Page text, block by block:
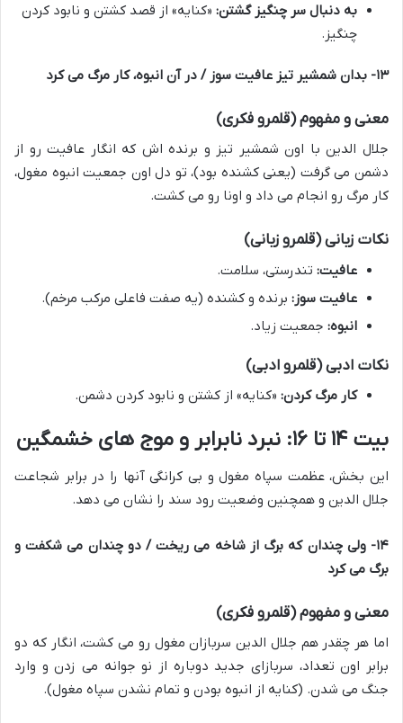
به دنبال سر چنگیز گشتن: «کنایه» از قصد کشتن و نابود کردن
چنگیز.
۱۳- بدان شمشیر تیز عافیت سوز / در آن انبوه، کار مرگ می کرد
معنی و مفهوم (قلمرو فکری)
جلال الدین با اون شمشیر تیز و برنده اش که انگار عافیت رو از
دشمن می گرفت (یعنی کشنده بود)، تو دل اون جمعیت انبوه مغول،
کار مرگ رو انجام می داد و اونا رو می کشت.
نکات زبانی (قلمرو زبانی)
عافیت: تندرستی، سلامت.
عافیت سوز: برنده و کشنده (یه صفت فاعلی مرکب مرخم).
انبوه: جمعیت زیاد.
نکات ادبی (قلمرو ادبی)
کار مرگ کردن: «کنایه» از کشتن و نابود کردن دشمن.
بیت ۱۴ تا ۱۶: نبرد نابرابر و موج های خشمگین
این بخش، عظمت سپاه مغول و بی کرانگی آنها را در برابر شجاعت
جلال الدین و همچنین وضعیت رود سند را نشان می دهد.
۱۴- ولی چندان که برگ از شاخه می ریخت / دو چندان می شکفت و
برگ می کرد
معنی و مفهوم (قلمرو فکری)
اما هر چقدر هم جلال الدین سربازان مغول رو می کشت، انگار که دو
برابر اون تعداد، سربازای جدید دوباره از نو جوانه می زدن و وارد
جنگ می شدن. (کنایه از انبوه بودن و تمام نشدن سپاه مغول).